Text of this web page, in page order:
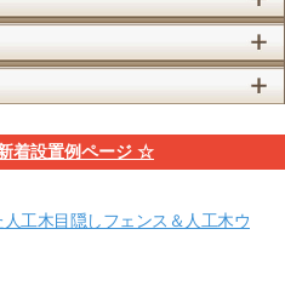
着設置例ページ ☆
工木目隠しフェンス＆人工木ウ